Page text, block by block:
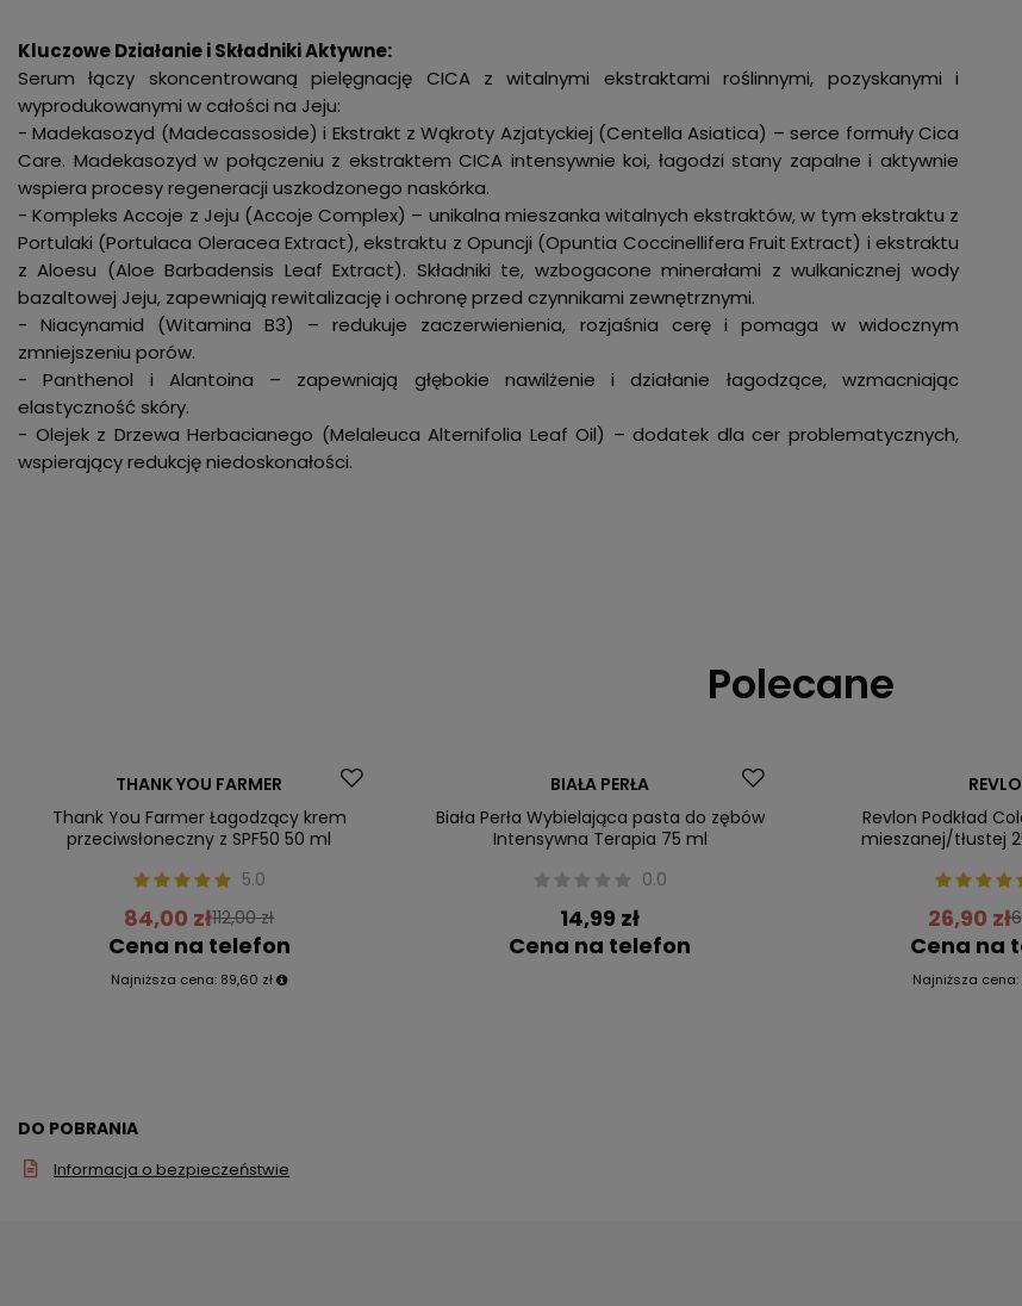
Kluczowe Działanie i Składniki Aktywne:
Serum łączy skoncentrowaną pielęgnację CICA z witalnymi ekstraktami roślinnymi, pozyskanymi i
wyprodukowanymi w całości na Jeju:
- Madekasozyd (Madecassoside) i Ekstrakt z Wąkroty Azjatyckiej (Centella Asiatica) – serce formuły Cica
Care. Madekasozyd w połączeniu z ekstraktem CICA intensywnie koi, łagodzi stany zapalne i aktywnie
wspiera procesy regeneracji uszkodzonego naskórka.
- Kompleks Accoje z Jeju (Accoje Complex) – unikalna mieszanka witalnych ekstraktów, w tym ekstraktu z
Portulaki (Portulaca Oleracea Extract), ekstraktu z Opuncji (Opuntia Coccinellifera Fruit Extract) i ekstraktu
z Aloesu (Aloe Barbadensis Leaf Extract). Składniki te, wzbogacone minerałami z wulkanicznej wody
bazaltowej Jeju, zapewniają rewitalizację i ochronę przed czynnikami zewnętrznymi.
- Niacynamid (Witamina B3) – redukuje zaczerwienienia, rozjaśnia cerę i pomaga w widocznym
zmniejszeniu porów.
- Panthenol i Alantoina – zapewniają głębokie nawilżenie i działanie łagodzące, wzmacniając
elastyczność skóry.
- Olejek z Drzewa Herbacianego (Melaleuca Alternifolia Leaf Oil) – dodatek dla cer problematycznych,
wspierający redukcję niedoskonałości.
Polecane
THANK YOU FARMER
Thank You Farmer Łagodzący krem
przeciwsłoneczny z SPF50 50 ml
5.0
84,00 zł112,00 zł
Cena na telefon
Najniższa cena: 89,60 zł
BIAŁA PERŁA
Biała Perła Wybielająca pasta do zębów
Intensywna Terapia 75 ml
0.0
14,99 zł
Cena na telefon
Revlon Podkład
mieszanej/tłustej
26,90 zł
Cena na
Najniższa cena:
DO POBRANIA
Informacja o bezpieczeństwie